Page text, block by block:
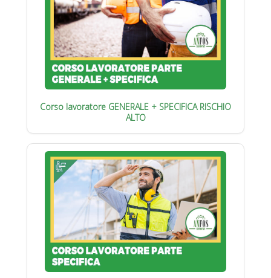
Corso lavoratore GENERALE + SPECIFICA RISCHIO
ALTO